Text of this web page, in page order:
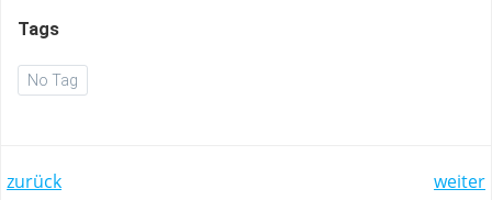
Tags
No Tag
zurück weiter